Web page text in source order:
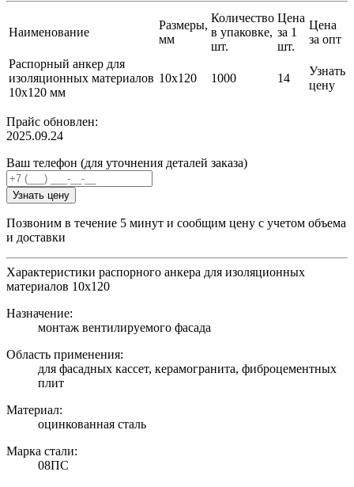
Наименование
Размеры,
мм
Количество
в упаковке,
шт.
Цена
за 1
шт.
Цена
за опт
Распорный анкер для
изоляционных материалов
10х120 мм
10х120 1000 14
Узнать
цену
Прайс обновлен:
2025.09.24
Ваш телефон (для уточнения деталей заказа)
Узнать цену
Позвоним в течение 5 минут и сообщим цену с учетом объема
и доставки
Характеристики распорного анкера для изоляционных
материалов 10х120
Назначение:
монтаж вентилируемого фасада
Область применения:
для фасадных кассет, керамогранита, фиброцементных
плит
Материал:
оцинкованная сталь
Марка стали:
08ПС